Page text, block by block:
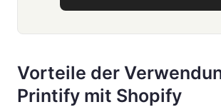
Vorteile der
Printify mit Shopify